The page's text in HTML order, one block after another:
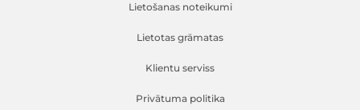
Lietošanas noteikumi
Lietotas grāmatas
Klientu serviss
Privātuma politika